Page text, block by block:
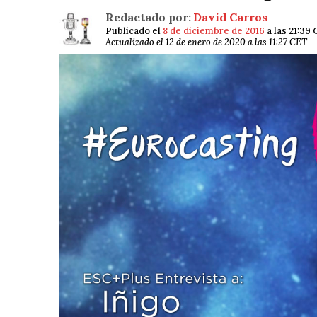
Redactado por: David Carros
Publicado el 8 de diciembre de 2016 a las 21:39
Actualizado el 12 de enero de 2020 a las 11:27 CET